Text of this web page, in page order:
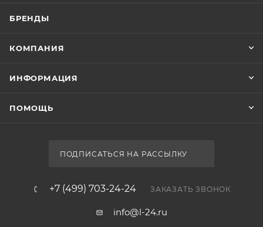
БРЕНДЫ
КОМПАНИЯ
ИНФОРМАЦИЯ
ПОМОЩЬ
ПОДПИСАТЬСЯ НА РАССЫЛКУ
+7 (499) 703-24-24 ЗАКАЗАТЬ ЗВОНОК
info@l-24.ru